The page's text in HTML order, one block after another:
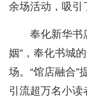
余场活动，吸引
奉化新华书
姻”，奉化书城
场。“馆店融合”
引流超万名小读